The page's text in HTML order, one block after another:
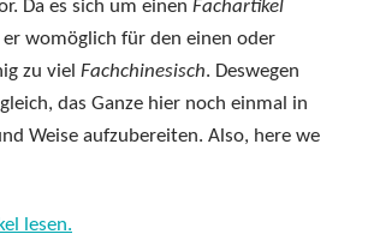
Da es sich um einen Fachartikel
womöglich für den einen oder
zu viel Fachchinesisch. Deswegen
das Ganze hier noch einmal in
Weise aufzubereiten. Also, here we
lesen.